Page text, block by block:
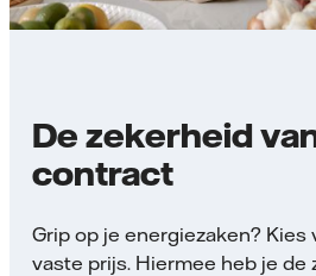
De zekerheid
contract
Grip op je energiezaken?
vaste prijs. Hiermee heb je